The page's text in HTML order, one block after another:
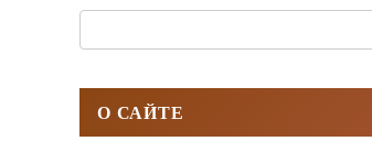
О САЙТЕ